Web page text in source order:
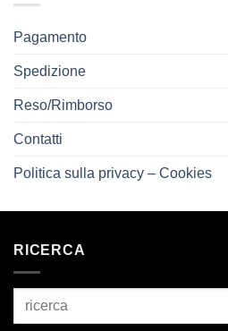
Pagamento
Spedizione
Reso/Rimborso
Contatti
Politica sulla privacy – Cookies
RICERCA